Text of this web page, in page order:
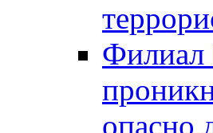
опасно